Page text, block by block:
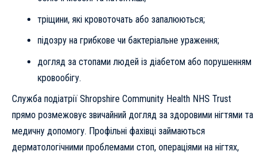
тріщини, які кровоточать або запалюються;
підозру на грибкове чи бактеріальне ураження;
догляд за стопами людей із діабетом або порушенням
кровообігу.
Служба подіатрії Shropshire Community Health NHS Trust
прямо розмежовує звичайний догляд за здоровими нігтями та
медичну допомогу. Профільні фахівці займаються
дерматологічними проблемами стоп, операціями на нігтях,